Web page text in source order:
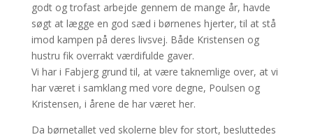
godt og trofast arbejde gennem de mange år, havde
søgt at lægge en god sæd i børnenes hjerter, til at stå
imod kampen på deres livsvej. Både Kristensen og
hustru fik overrakt værdifulde gaver.
Vi har i Fabjerg grund til, at være taknemlige over, at vi
har været i samklang med vore degne, Poulsen og
Kristensen, i årene de har været her.
Da børnetallet ved skolerne blev for stort, besluttedes